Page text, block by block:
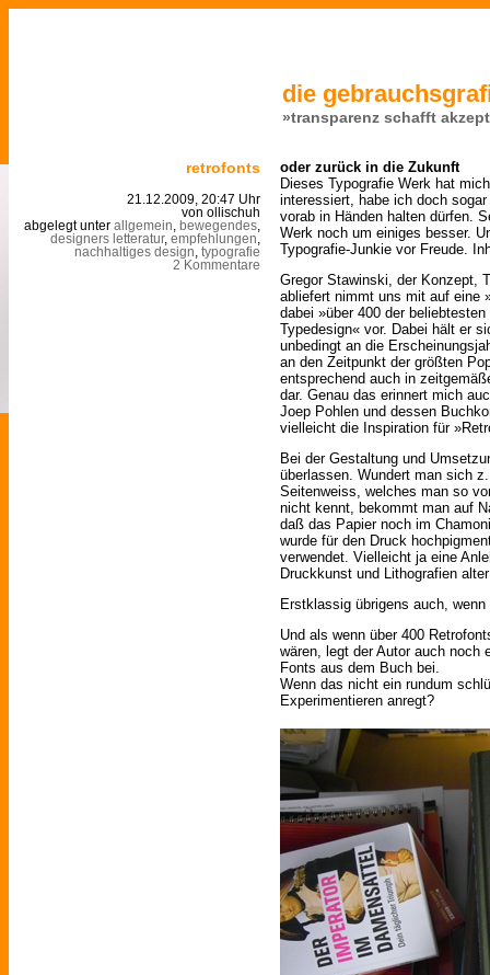
die
»transparenz schafft
retrofonts
21.12.2009, 20:47 Uhr
von ollischuh
abgelegt unter allgemein bewegendes
designers letteratur, empfehlungen
nachhaltiges design typografie
2 Kommentare
oder zurück in die Zukunft
Dieses Typografie Werk hat
interessiert, habe ich doch
vorab in Händen halten dürfen.
Werk noch um einiges besser.
Typografie-Junkie vor Freude.
Gregor Stawinski, der Konzept,
abliefert nimmt uns mit auf eine
dabei »über 400 der
Typedesign« vor. Dabei hält er
unbedingt an die
an den Zeitpunkt der größten
entsprechend auch in
dar. Genau das erinnert mich
Joep Pohlen und dessen
vielleicht die Inspiration für
Bei der Gestaltung und
überlassen. Wundert man sich
Seitenweiss, welches man so
nicht kennt, bekommt man auf
daß das Papier noch im
wurde für den Druck
verwendet. Vielleicht ja eine
Druckkunst und Lithografien
Erstklassig übrigens auch,
Und als wenn über 400
wären, legt der Autor auch noch
Fonts aus dem Buch bei.
Wenn das nicht ein rundum
Experimentieren anregt?